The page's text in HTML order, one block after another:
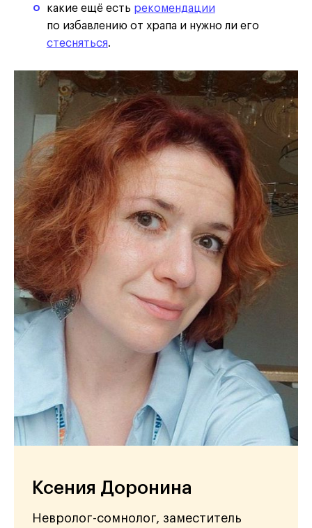
какие ещё есть рекомендации
по избавлению от храпа и нужно ли его
стесняться.
Ксения Доронина
Невролог-сомнолог, заместитель